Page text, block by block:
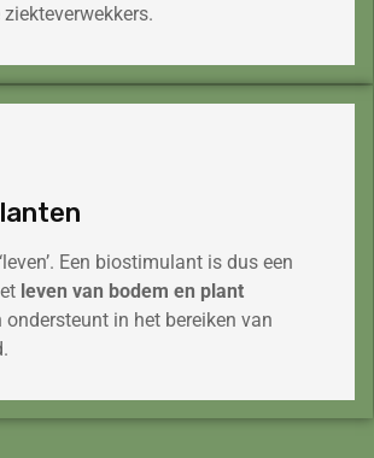
Een biostimulant is dus een
leven van bodem en plant
ondersteunt in het bereiken van